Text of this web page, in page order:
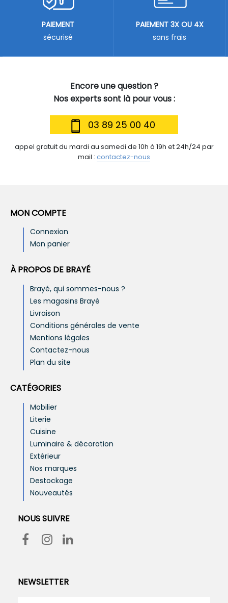
Encore une question ?
Nos experts sont là pour vous :
03 89 25 00 40
appel gratuit du mardi au samedi de 10h à 19h et 24h/24 par
mail : contactez-nous
PAIEMENT
sécurisé
PAIEMENT 3X OU 4X
sans frais
MON COMPTE
Connexion
Mon panier
À PROPOS DE BRAYÉ
Brayé, qui sommes-nous ?
Les magasins Brayé
Livraison
Conditions générales de vente
Mentions légales
Contactez-nous
Plan du site
CATÉGORIES
Mobilier
Literie
Cuisine
Luminaire & décoration
Extérieur
Nos marques
Destockage
Nouveautés
NOUS SUIVRE
NEWSLETTER